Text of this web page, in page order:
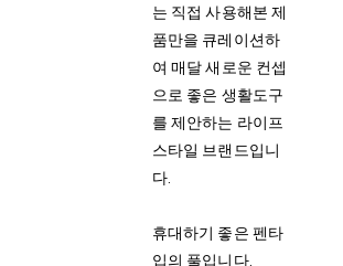
는 직접 사용해본 제
품만을 큐레이션하
여 매달 새로운 컨셉
으로 좋은 생활도구
를 제안하는 라이프
스타일 브랜드입니
다.
휴대하기 좋은 펜타
입의 풀입니다.